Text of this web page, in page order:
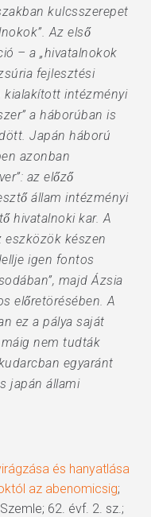
kulcsszerepet
Az első
– a „hivatalnokok
fejlesztési
intézményi
a háborúban is
Japán háború
azonban
az előző
állam intézményi
hivatalnoki kar. A
eszközök készen
igen fontos
majd Ázsia
előretörésében. A
ez a pálya saját
nem tudták
egyaránt
japán állami
és hanyatlása
az abenomicsig;
62. évf. 2. sz.;